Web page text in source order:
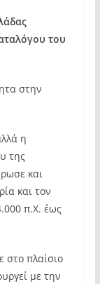
του
στην
η
της
και
και τον
π.Χ. έως
στο πλαίσιο
με την